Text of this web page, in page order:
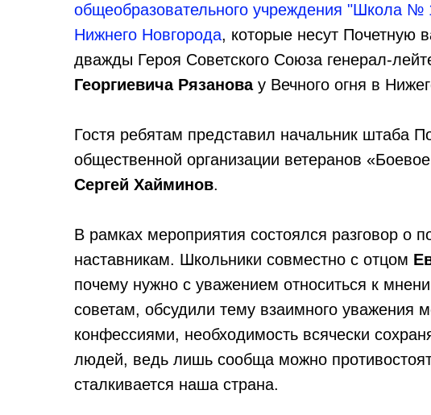
общеобразовательного учреждения "Школа №
Нижнего Новгорода, которые несут Почетную
дважды Героя Советского Союза генерал-
Георгиевича Рязанова у Вечного огня в
Гостя ребятам представил начальник штаба
общественной организации ветеранов
Сергей Хайминов.
В рамках мероприятия состоялся разговор о
наставникам. Школьники совместно с отцом
почему нужно с уважением относиться к
советам, обсудили тему взаимного уважения
конфессиями, необходимость всячески
людей, ведь лишь сообща можно
сталкивается наша страна.